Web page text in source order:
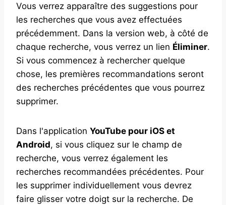
Vous verrez apparaître des suggestions pour
les recherches que vous avez effectuées
précédemment. Dans la version web, à côté de
chaque recherche, vous verrez un lien Éliminer.
Si vous commencez à rechercher quelque
chose, les premières recommandations seront
des recherches précédentes que vous pourrez
supprimer.
Dans l'application YouTube pour iOS et
Android, si vous cliquez sur le champ de
recherche, vous verrez également les
recherches recommandées précédentes. Pour
les supprimer individuellement vous devrez
faire glisser votre doigt sur la recherche. De